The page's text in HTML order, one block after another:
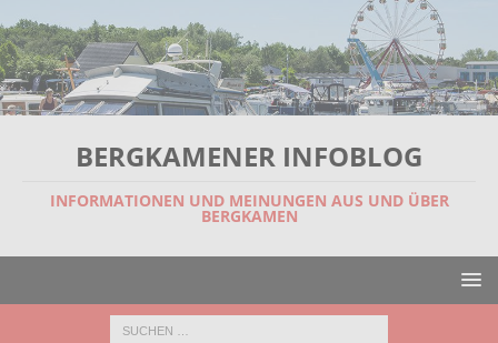
BERGKAMENER INFOBLOG
INFORMATIONEN UND MEINUNGEN AUS UND ÜBER
BERGKAMEN